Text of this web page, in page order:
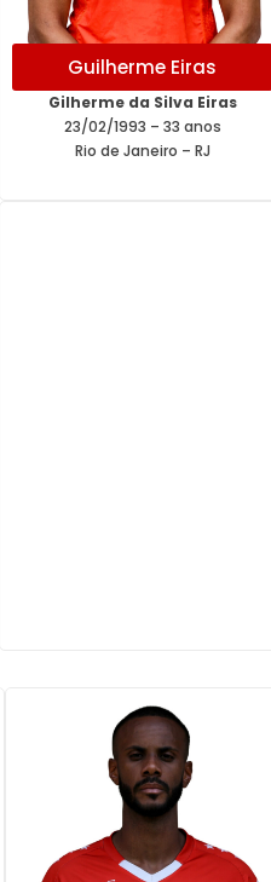
Guilherme Eiras
Gilherme da Silva Eiras
23/02/1993 – 33 anos
Rio de Janeiro – RJ